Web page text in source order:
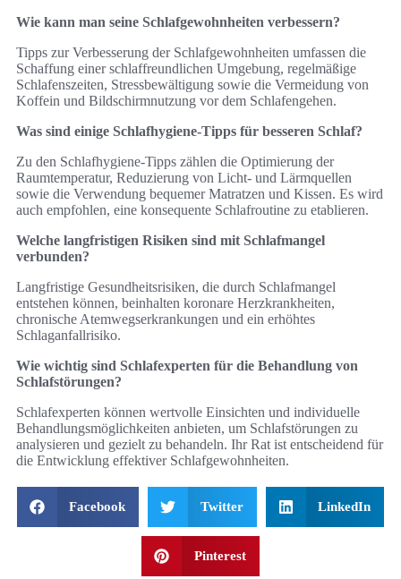
Wie kann man seine Schlafgewohnheiten verbessern?
Tipps zur Verbesserung der Schlafgewohnheiten umfassen die
Schaffung einer schlaffreundlichen Umgebung, regelmäßige
Schlafenszeiten, Stressbewältigung sowie die Vermeidung von
Koffein und Bildschirmnutzung vor dem Schlafengehen.
Was sind einige Schlafhygiene-Tipps für besseren Schlaf?
Zu den Schlafhygiene-Tipps zählen die Optimierung der
Raumtemperatur, Reduzierung von Licht- und Lärmquellen
sowie die Verwendung bequemer Matratzen und Kissen. Es wird
auch empfohlen, eine konsequente Schlafroutine zu etablieren.
Welche langfristigen Risiken sind mit Schlafmangel
verbunden?
Langfristige Gesundheitsrisiken, die durch Schlafmangel
entstehen können, beinhalten koronare Herzkrankheiten,
chronische Atemwegserkrankungen und ein erhöhtes
Schlaganfallrisiko.
Wie wichtig sind Schlafexperten für die Behandlung von
Schlafstörungen?
Schlafexperten können wertvolle Einsichten und individuelle
Behandlungsmöglichkeiten anbieten, um Schlafstörungen zu
analysieren und gezielt zu behandeln. Ihr Rat ist entscheidend für
die Entwicklung effektiver Schlafgewohnheiten.
Facebook Twitter LinkedIn
Pinterest